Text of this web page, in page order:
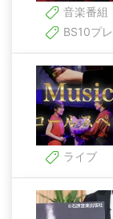
音楽番組
BS10プ
ライブ